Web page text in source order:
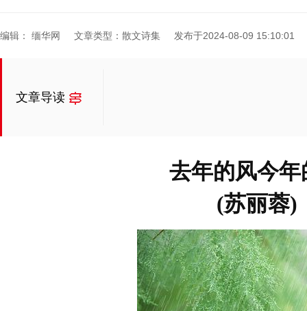
编辑： 缅华网 文章类型：散文诗集 发布于2024-08-09 15:10:01
文章导读
去年的风今年
(苏丽蓉)